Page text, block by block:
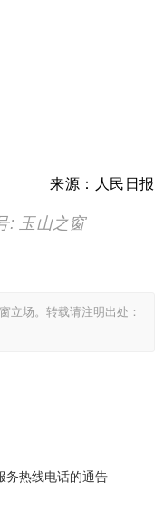
来源： 人民日报
: 玉山之窗
立场。转载请注明出处：
务热线电话的通告